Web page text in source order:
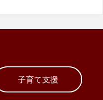
子育て支援